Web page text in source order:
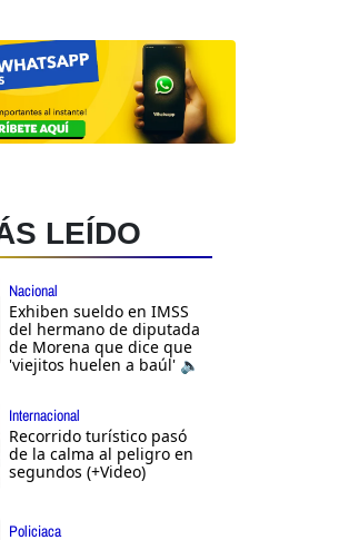
LEÍDO
Nacional
Exhiben sueldo en IMSS
del hermano de diputada
de Morena que dice que
'viejitos huelen a baúl' 🔈
Internacional
Recorrido turístico pasó
de la calma al peligro en
segundos (+Video)
Policiaca